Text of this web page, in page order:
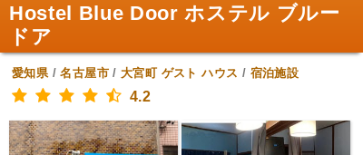
Hostel Blue Door ホステル ブルー
ドア
愛知県/名古屋市/大宮町 ゲスト ハウス / 宿泊施設
4.2